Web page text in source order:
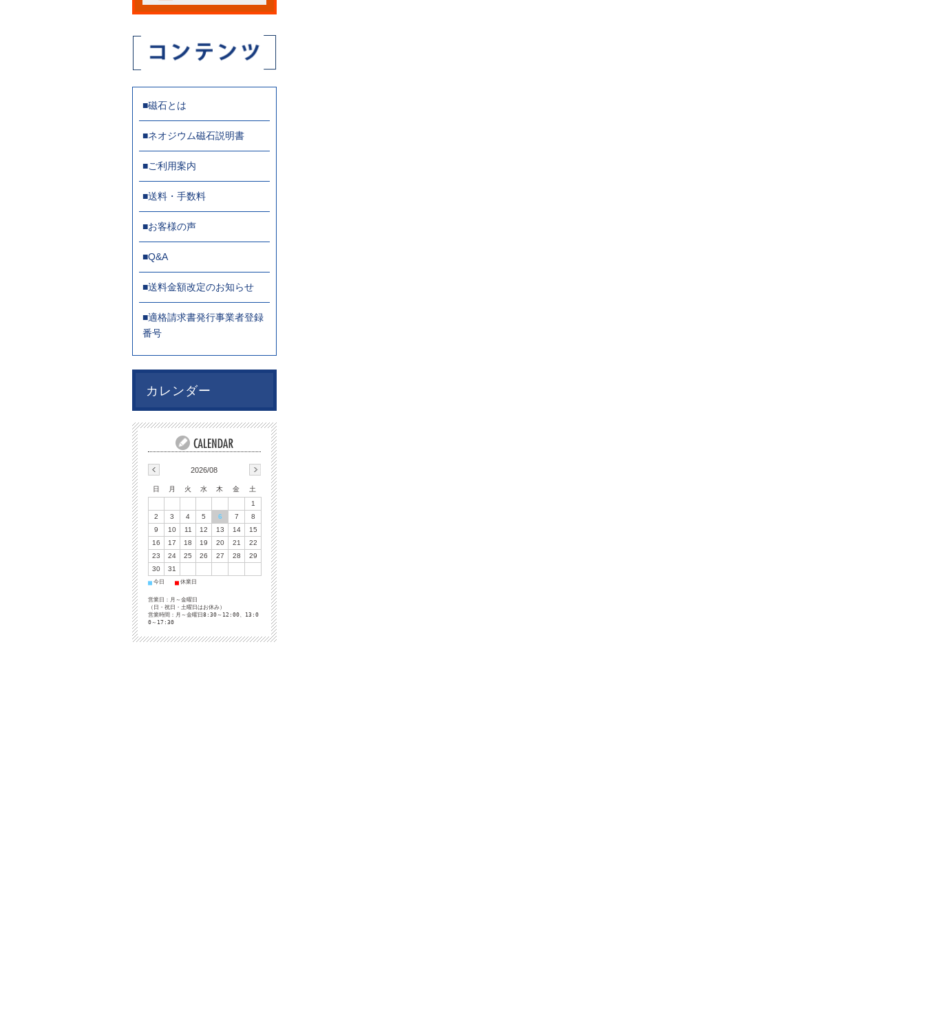
■磁石とは
■ネオジウム磁石説明書
■ご利用案内
■送料・手数料
■お客様の声
■Q&A
■送料金額改定のお知らせ
■適格請求書発行事業者登録
番号
カレンダー
2026/08
日 月 火 水 木 金
土
1
2
3 4 5 6 7
8
9
10 11 12 13 14
15
16
17 18 19 20 21
22
23
24 25 26 27 28
29
30
31
■ 今日 ■ 休業日
営業日：月～金曜日
（日・祝日・土曜日はお休み）
営業時間：月～金曜日8:30～12:00、13:0
0～17:30